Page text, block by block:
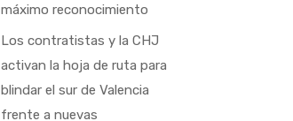
máximo reconocimiento
Los contratistas y la CHJ
activan la hoja de ruta para
blindar el sur de Valencia
frente a nuevas